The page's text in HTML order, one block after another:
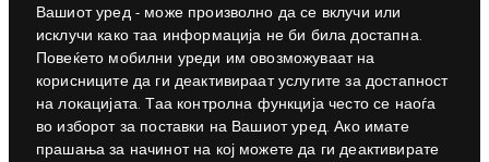
Вашиот уред - може произволно да се вклучи или
исклучи како таа информација не би била достапна.
Повеќето мобилни уреди им овозможуваат на
корисниците да ги деактивираат услугите за достапност
на локацијата. Таа контролна функција често се наоѓа
во изборот за поставки на Вашиот уред. Ако имате
прашања за начинот на кој можете да ги деактивирате